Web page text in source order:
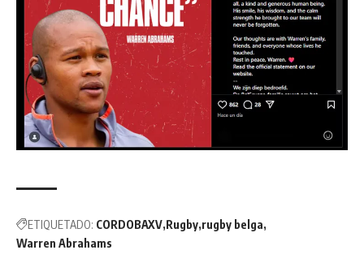
ETIQUETADO: CORDOBAXV Rugby rugby belga
Warren Abrahams